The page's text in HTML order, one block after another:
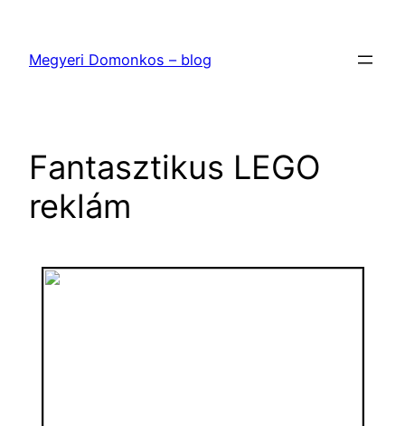
tartalomhoz
Megyeri Domonkos – blog
Fantasztikus LEGO
reklám